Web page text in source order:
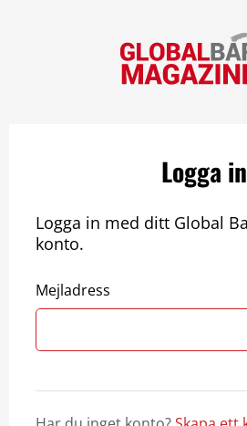
Logga in
Logga in med ditt Global
konto.
Mejladress